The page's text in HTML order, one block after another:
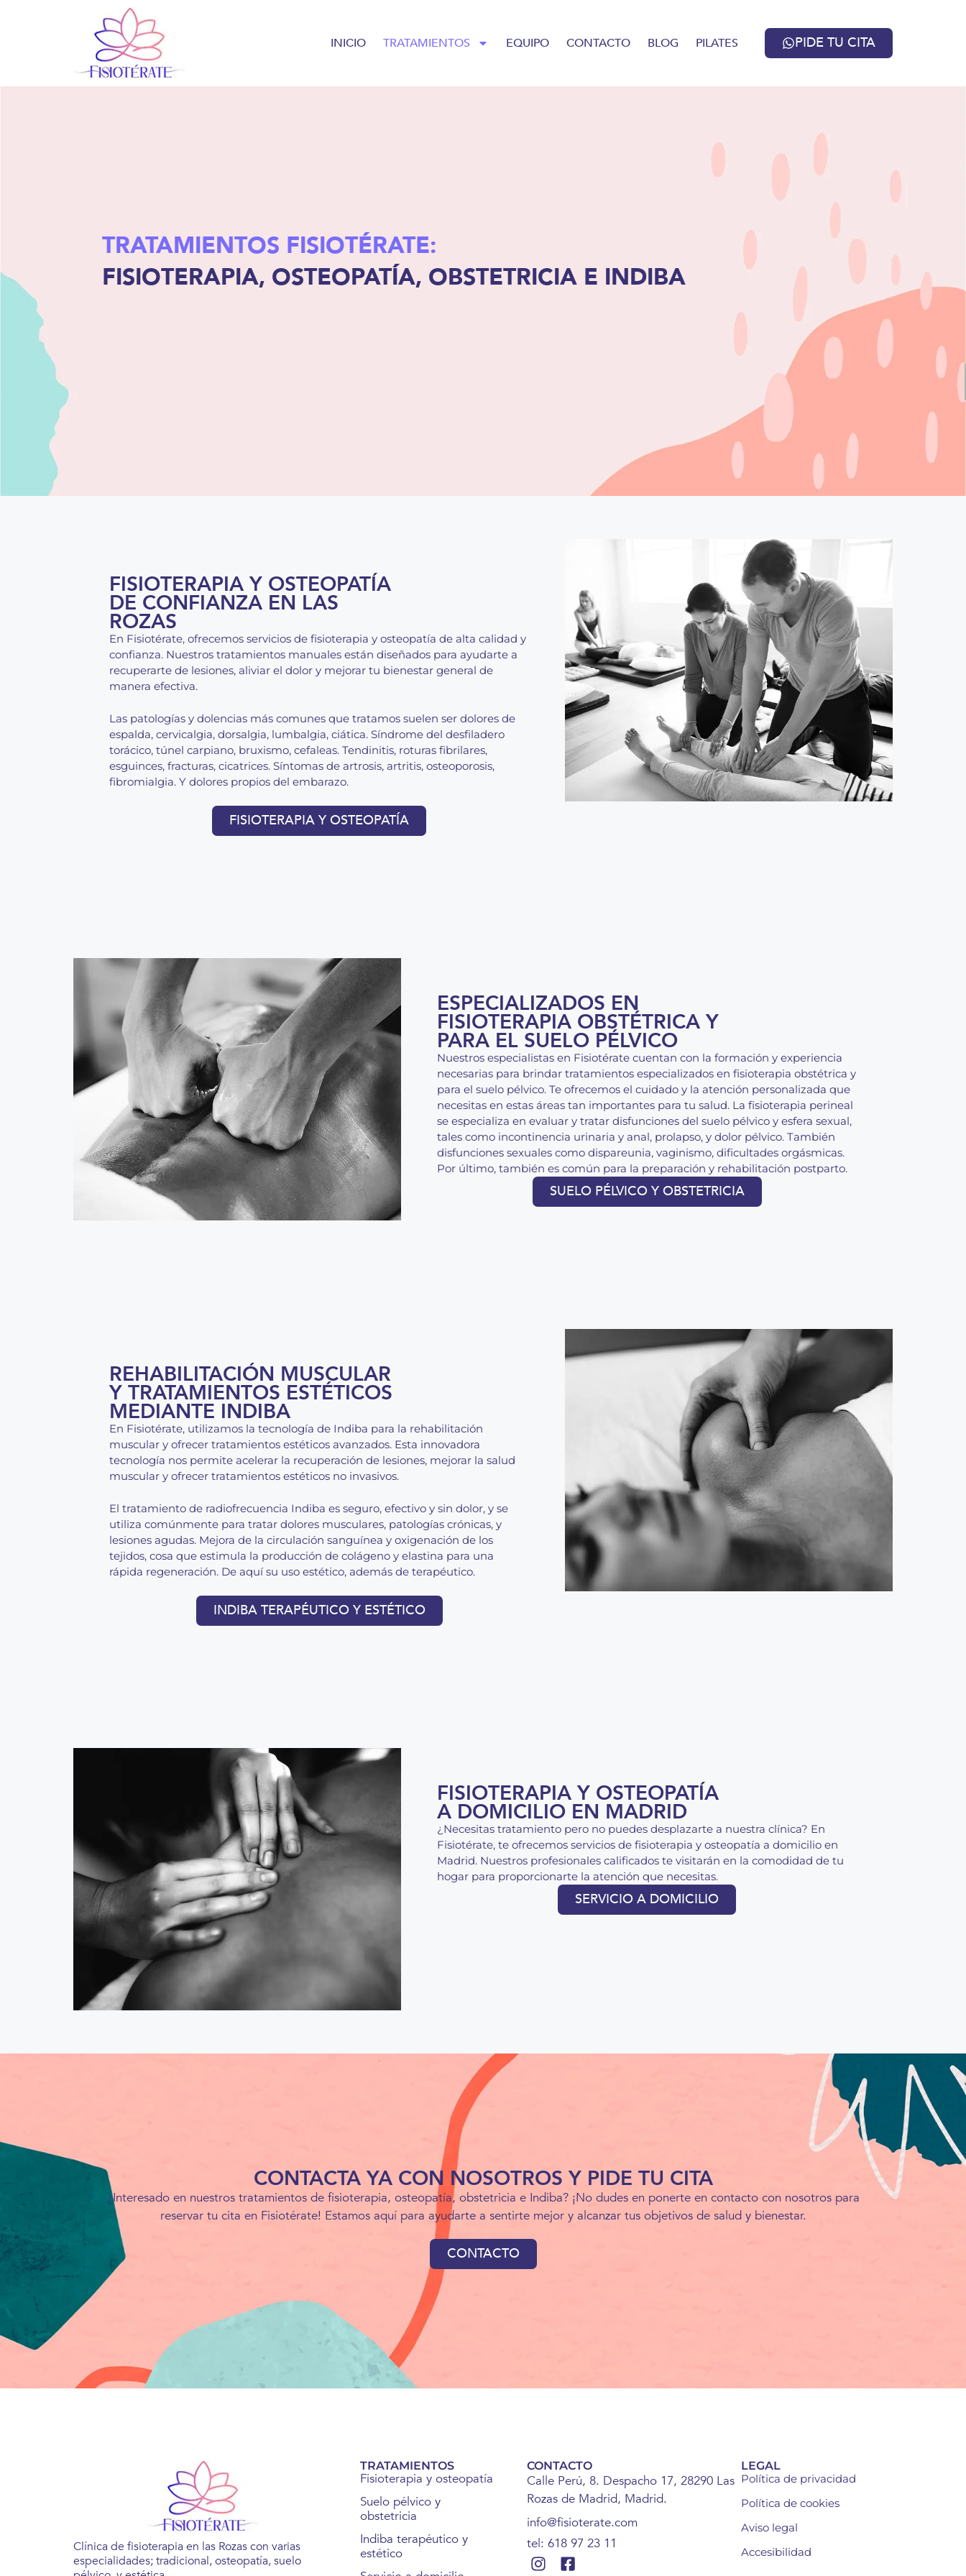
INICIO TRATAMIENTOS EQUIPO CONTACTO BLOG PILATES PIDE TU CITA
TRATAMIENTOS FISIOTÉRATE:
FISIOTERAPIA, OSTEOPATÍA, OBSTETRICIA E INDIBA
FISIOTERAPIA Y OSTEOPATÍA
DE CONFIANZA EN LAS
ROZAS
En Fisiotérate, ofrecemos servicios de fisioterapia y osteopatía de alta calidad y
confianza. Nuestros tratamientos manuales están diseñados para ayudarte a
recuperarte de lesiones, aliviar el dolor y mejorar tu bienestar general de
manera efectiva.
Las patologías y dolencias más comunes que tratamos suelen ser dolores de
espalda, cervicalgia, dorsalgia, lumbalgia, ciática. Síndrome del desfiladero
torácico, túnel carpiano, bruxismo, cefaleas. Tendinitis, roturas fibrilares,
esguinces, fracturas, cicatrices. Síntomas de artrosis, artritis, osteoporosis,
fibromialgia. Y dolores propios del embarazo.
FISIOTERAPIA Y OSTEOPATÍA
ESPECIALIZADOS EN
FISIOTERAPIA OBSTÉTRICA Y
PARA EL SUELO PÉLVICO
Nuestros especialistas en Fisiotérate cuentan con la formación y experiencia
necesarias para brindar tratamientos especializados en fisioterapia obstétrica y
para el suelo pélvico. Te ofrecemos el cuidado y la atención personalizada que
necesitas en estas áreas tan importantes para tu salud. La fisioterapia perineal
se especializa en evaluar y tratar disfunciones del suelo pélvico y esfera sexual,
tales como incontinencia urinaria y anal, prolapso, y dolor pélvico. También
disfunciones sexuales como dispareunia, vaginismo, dificultades orgásmicas.
Por último, también es común para la preparación y rehabilitación postparto.
SUELO PÉLVICO Y OBSTETRICIA
REHABILITACIÓN MUSCULAR
Y TRATAMIENTOS ESTÉTICOS
MEDIANTE INDIBA
En Fisiotérate, utilizamos la tecnología de Indiba para la rehabilitación
muscular y ofrecer tratamientos estéticos avanzados. Esta innovadora
tecnología nos permite acelerar la recuperación de lesiones, mejorar la salud
muscular y ofrecer tratamientos estéticos no invasivos.
El tratamiento de radiofrecuencia Indiba es seguro, efectivo y sin dolor, y se
utiliza comúnmente para tratar dolores musculares, patologías crónicas, y
lesiones agudas. Mejora de la circulación sanguínea y oxigenación de los
tejidos, cosa que estimula la producción de colágeno y elastina para una
rápida regeneración. De aquí su uso estético, además de terapéutico.
INDIBA TERAPÉUTICO Y ESTÉTICO
FISIOTERAPIA Y OSTEOPATÍA
A DOMICILIO EN MADRID
¿Necesitas tratamiento pero no puedes desplazarte a nuestra clínica? En
Fisiotérate, te ofrecemos servicios de fisioterapia y osteopatía a domicilio en
Madrid. Nuestros profesionales calificados te visitarán en la comodidad de tu
hogar para proporcionarte la atención que necesitas.
SERVICIO A DOMICILIO
CONTACTA YA CON NOSOTROS Y PIDE TU CITA
¿Interesado en nuestros tratamientos de fisioterapia, osteopatía, obstetricia e Indiba? ¡No dudes en ponerte en contacto con nosotros para
reservar tu cita en Fisiotérate! Estamos aquí para ayudarte a sentirte mejor y alcanzar tus objetivos de salud y bienestar.
CONTACTO
Clínica de fisioterapia en las Rozas con varias
especialidades; tradicional, osteopatía, suelo
TRATAMIENTOS
Fisioterapia y osteopatía
Suelo pélvico y
obstetricia
Indiba terapéutico y
estético
CONTACTO
Calle Perú, 8. Despacho 17, 28290 Las
Rozas de Madrid, Madrid.
info@fisioterate.com
tel: 618 97 23 11
LEGAL
Política de privacidad
Política de cookies
Aviso legal
Accesibilidad